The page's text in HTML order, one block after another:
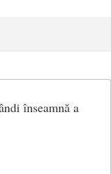
înseamnă a